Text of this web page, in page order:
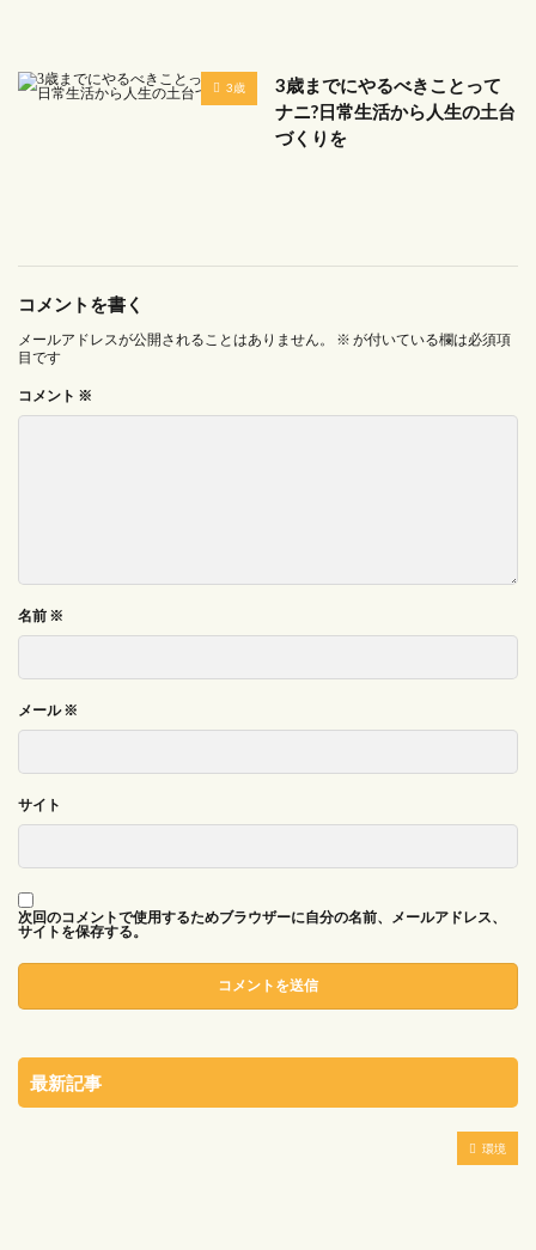
3歳
3歳までにやるべきことって
ナニ?日常生活から人生の土台
づくりを
コメントを書く
メールアドレスが公開されることはありません。 ※ が付いている欄は必須項
目です
コメント ※
名前 ※
メール※
サイト
次回のコメントで使用するためブラウザーに自分の名前、メールアドレス、
サイトを保存する。
最新記事
環境